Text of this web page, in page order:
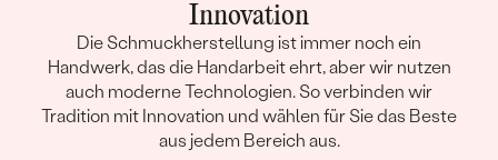
Innovation
Die Schmuckherstellung ist immer noch ein
Handwerk, das die Handarbeit ehrt, aber wir nutzen
auch moderne Technologien. So verbinden wir
Tradition mit Innovation und wählen für Sie das Beste
aus jedem Bereich aus.